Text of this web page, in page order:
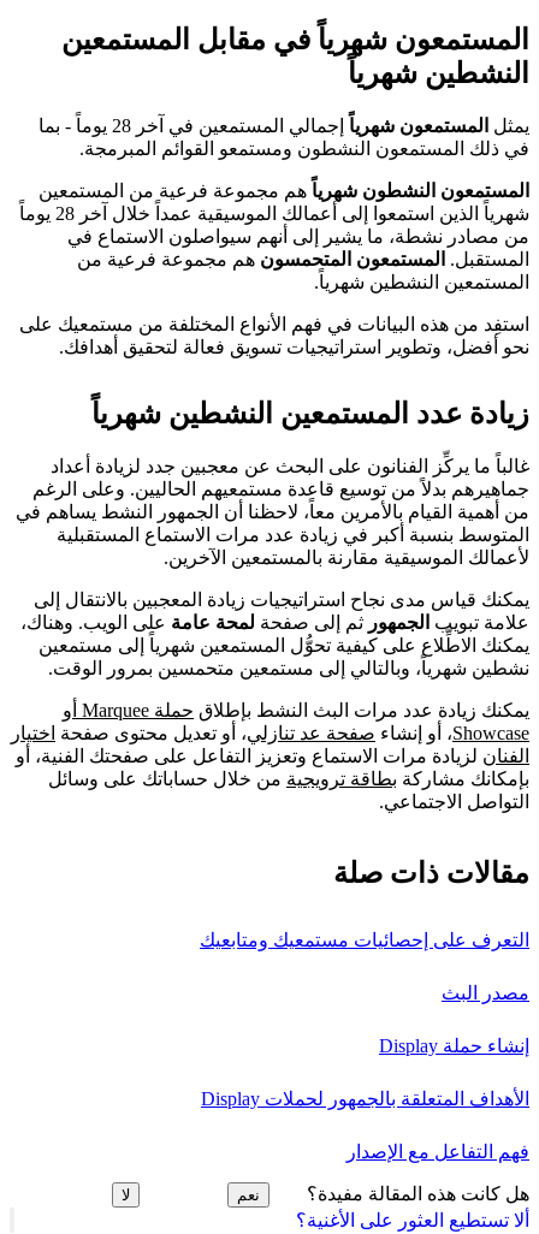
ألا تستطيع العثور على الأغنية؟
المستمعون شهرياً في مقابل المستمعين
النشطين شهرياً
يمثل المستمعون شهرياً
إجمالي المستمعين في آخر 28 يوماً - بما
في ذلك المستمعون النشطون ومستمعو القوائم المبرمجة.
المستمعون النشطون شهرياً هم مجموعة فرعية من المستمعين
شهرياً الذين استمعوا إلى أعمالك الموسيقية عمداً خلال آخر 28 يوماً
من مصادر نشطة، ما يشير إلى أنهم سيواصلون الاستماع في
المستقبل. المستمعون المتحمسون هم مجموعة فرعية من
المستمعين النشطين شهرياً.
استفِد من هذه البيانات في فهم الأنواع المختلفة من مستمعيك على
نحو أفضل، وتطوير استراتيجيات تسويق فعالة لتحقيق أهدافك.
زيادة عدد المستمعين النشطين شهرياً
غالباً ما يركِّز الفنانون على البحث عن معجبين جدد لزيادة أعداد
جماهيرهم بدلاً من توسيع قاعدة مستمعيهم الحاليين. وعلى الرغم
من أهمية القيام بالأمرين معاً، لاحظنا أن الجمهور النشط يساهم في
المتوسط بنسبة أكبر في زيادة عدد مرات الاستماع المستقبلية
لأعمالك الموسيقية مقارنة بالمستمعين الآخرين.
يمكنك قياس مدى نجاح استراتيجيات زيادة المعجبين بالانتقال إلى
علامة تبويب الجمهور ثم إلى صفحة لمحة عامة على الويب. وهناك،
يمكنك الاطِّلاع على كيفية تحوُّل المستمعين شهرياً إلى مستمعين
نشطين شهرياً، وبالتالي إلى مستمعين متحمسين بمرور الوقت.
يمكنك زيادة عدد مرات البث النشط بإطلاق
حملة Marquee أو
Showcase، أو إنشاء صفحة عد تنازلي، أو تعديل محتوى صفحة اختيار
الفنان لزيادة مرات الاستماع وتعزيز التفاعل على صفحتك الفنية، أو
بإمكانك مشاركة بطاقة ترويجية من خلال حساباتك على وسائل
التواصل الاجتماعي.
مقالات ذات صلة
التعرف على إحصائيات مستمعيك ومتابعيك
مصدر البث
إنشاء حملة Display
الأهداف المتعلقة بالجمهور لحملات Display
فهم التفاعل مع الإصدار
هل كانت هذه المقالة مفيدة؟ نعم لا